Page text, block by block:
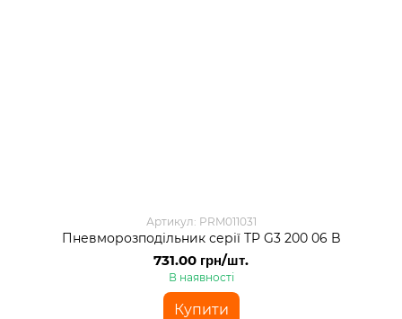
Артикул: PRM011031
Пневморозподільник серії TP G3 200 06 B
731.00 грн/шт.
В наявності
Купити